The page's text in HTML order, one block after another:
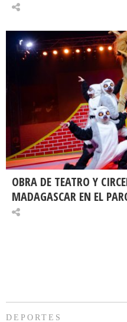
OBRA DE TEATRO Y
MADAGASCAR EN EL
DEPORTES